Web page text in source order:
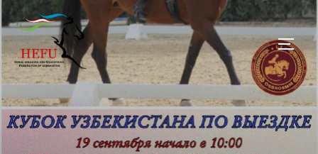
Перейти
к
содержимому